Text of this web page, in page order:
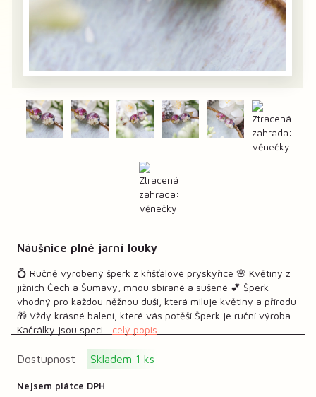
Náušnice plné jarní louky
💍 Ručně vyrobený šperk z křišťálové pryskyřice 🌸 Květiny z
jižních Čech a Šumavy, mnou sbírané a sušené 💕 Šperk
vhodný pro každou něžnou duši, která miluje květiny a přírodu
🎁 Vždy krásné balení, které vás potěší Šperk je ruční výroba
Kačrálky jsou speci... celý popis
Dostupnost Skladem 1 ks
Nejsem plátce DPH